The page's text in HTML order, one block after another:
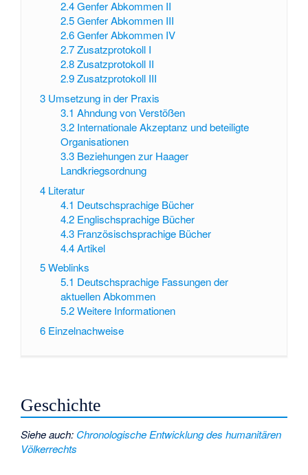
2.4 Genfer Abkommen II
2.5 Genfer Abkommen III
2.6 Genfer Abkommen IV
2.7 Zusatzprotokoll I
2.8 Zusatzprotokoll II
2.9 Zusatzprotokoll III
3 Umsetzung in der Praxis
3.1 Ahndung von Verstößen
3.2 Internationale Akzeptanz und beteiligte
Organisationen
3.3 Beziehungen zur Haager
Landkriegsordnung
4 Literatur
4.1 Deutschsprachige Bücher
4.2 Englischsprachige Bücher
4.3 Französischsprachige Bücher
4.4 Artikel
5Weblinks
5.1 Deutschsprachige Fassungen der
aktuellen Abkommen
5.2 Weitere Informationen
6 Einzelnachweise
Geschichte
Siehe auch: Chronologische Entwicklung des humanitären
Völkerrechts